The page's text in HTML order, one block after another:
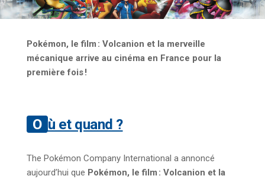
Pokémon, le film : Volcanion et la merveille
mécanique arrive au cinéma en France pour la
première fois !
Où et quand ?
The Pokémon Company International a annoncé
aujourd’hui que Pokémon, le film : Volcanion et la